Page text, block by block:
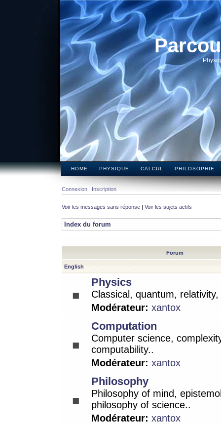
HOME PHYSIQUE CALCUL PHILOSOPHIE
Connexion Inscription
Voir les messages sans réponse | Voir les sujets actifs
Index du forum
Forum
English
Physics
Classical, quantum,
Modérateur: xantox
Computation
Computer science,
computability..
Modérateur: xantox
Philosophy
Philosophy of mind,
philosophy of science..
Modérateur: xantox